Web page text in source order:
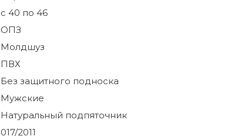
с 40 по 46
ОПЗ
Молдшуз
ПВХ
Без защитного подноска
Мужские
Натуральный подпяточник
017/2011